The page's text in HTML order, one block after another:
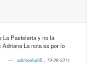
La Pasteleria y no la
La nota es por lo
adirnoehp05 , 19-08-2011